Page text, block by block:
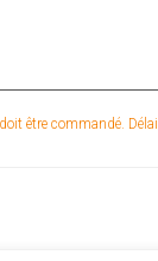
être commandé.